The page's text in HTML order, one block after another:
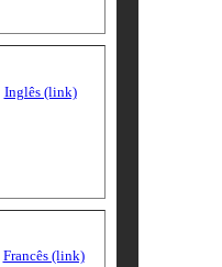
Inglês (link)
Francês (link)